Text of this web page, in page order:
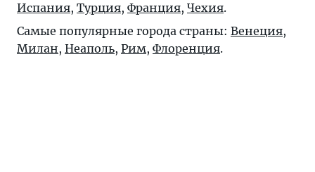
Испания, Турция, Франция, Чехия.
Самые популярные города страны: Венеция,
Милан, Неаполь, Рим, Флоренция.